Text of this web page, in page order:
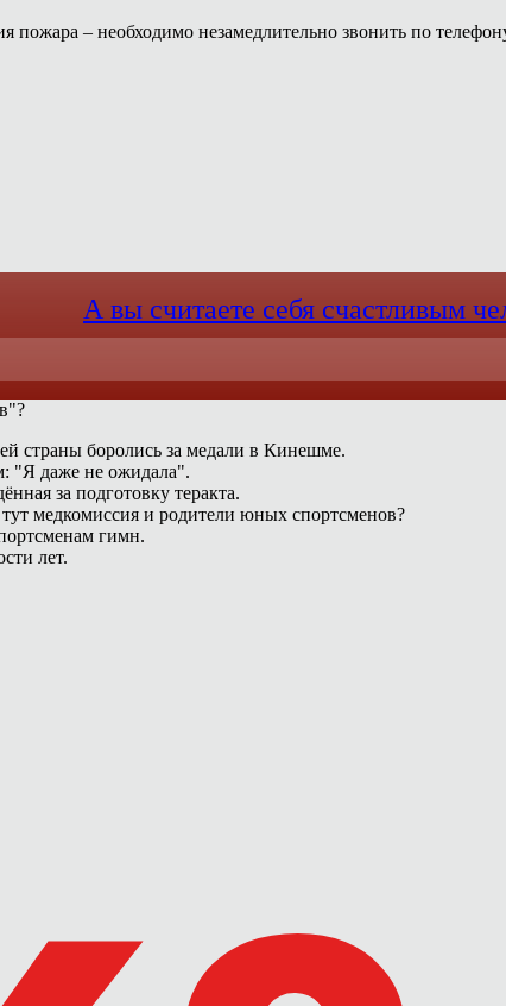
– необходимо незамедлительно звонить по
А вы считаете себя счастливым
страны боролись за медали в Кинешме.
"Я даже не ожидала".
за подготовку теракта.
медкомиссия и родители юных спортсменов?
гимн.
лет.